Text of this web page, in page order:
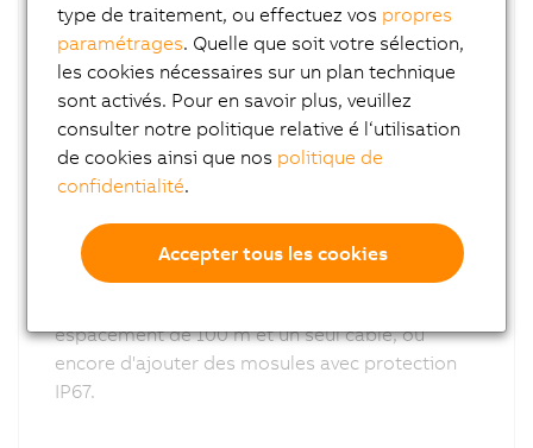
L'alimentation électrique intégrée à la CPU et
les borniers pour l'alimentation des E/S
fournissent la puissance nécessaire, tant pour le
fond de panier que pour les
capteurs/actionneurs connectés aux E/S, ce qui
permet de s'affranchir de tout composant
système additionnel. En connectant les E/S
directement à une CPU X20, vous bénéficiez de
tous les avantages du fond de panier
décentralisé qui vous permet, par exemple, de
espacement de 100 m et un seul câble, ou
encore d'ajouter des mosules avec protection
IP67.
type de traitement, ou effectuez vos propres
paramétrages. Quelle que soit votre sélection,
les cookies nécessaires sur un plan technique
sont activés. Pour en savoir plus, veuillez
consulter notre politique relative é l‘utilisation
de cookies ainsi que nos politique de
confidentialité.
Accepter tous les cookies